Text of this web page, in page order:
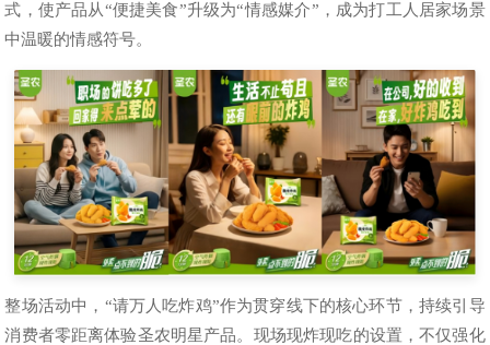
式，使产品从“便捷美食”升级为“情感媒介”，成为打工人居家场景
中温暖的情感符号。
整场活动中，“请万人吃炸鸡”作为贯穿线下的核心环节，持续引导
消费者零距离体验圣农明星产品。现场现炸现吃的设置，不仅强化